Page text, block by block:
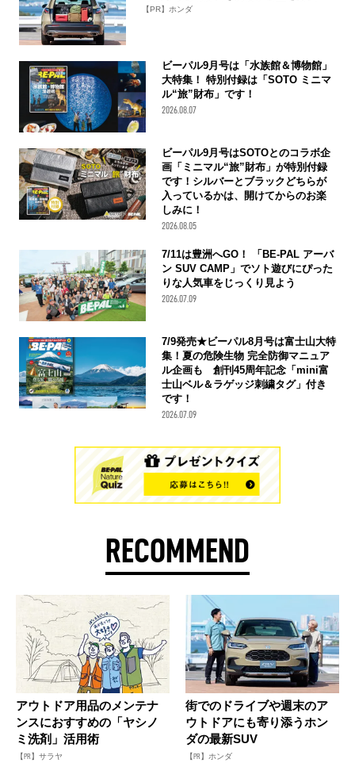
【PR】ホンダ
ビーパル9月号は「水族館＆博物館」
大特集！ 特別付録は「SOTO ミニマ
ル“旅”財布」です！
2026.08.07
ビーパル9月号はSOTOとのコラボ企
画「ミニマル“旅”財布」が特別付録
です！シルバーとブラックどちらが
入っているかは、開けてからのお楽
しみに！
2026.08.05
7/11は豊洲へGO！ 「BE-PAL アーバ
ン SUV CAMP」でソト遊びにぴった
りな人気車をじっくり見よう
2026.07.09
7/9発売★ビーパル8月号は富士山大特
集！夏の危険生物 完全防御マニュア
ル企画も 創刊45周年記念「mini富
士山ベル＆ラゲッジ刺繍タグ」付き
です！
2026.07.09
RECOMMEND
アウトドア用品のメンテナ
ンスにおすすめの「ヤシノ
ミ洗剤」活用術
【PR】サラヤ
街でのドライブや週末のア
ウトドアにも寄り添うホン
ダの最新SUV
【PR】ホンダ